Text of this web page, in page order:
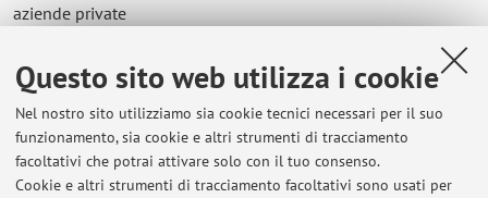
Questo sito web utilizza i cookie
Nel nostro sito utilizziamo sia cookie tecnici necessari per il suo
funzionamento, sia cookie e altri strumenti di tracciamento
facoltativi che potrai attivare solo con il tuo consenso.
Cookie e altri strumenti di tracciamento facoltativi sono usati per
aziende private
Contatti
E-mail: marina.berton@unibo.it